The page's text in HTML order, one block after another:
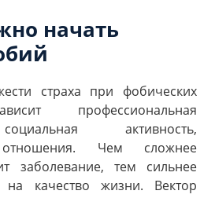
начать
страха при фобических
профессиональная
активность,
отношения. Чем сложнее
заболевание, тем сильнее
на качество жизни. Вектор